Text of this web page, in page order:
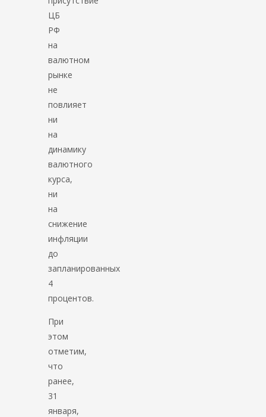
ЦБ
РФ
на
валютном
рынке
не
повлияет
ни
на
динамику
валютного
курса,
ни
на
снижение
инфляции
до
запланированных
4
процентов.
При
этом
отметим,
что
ранее,
31
января,